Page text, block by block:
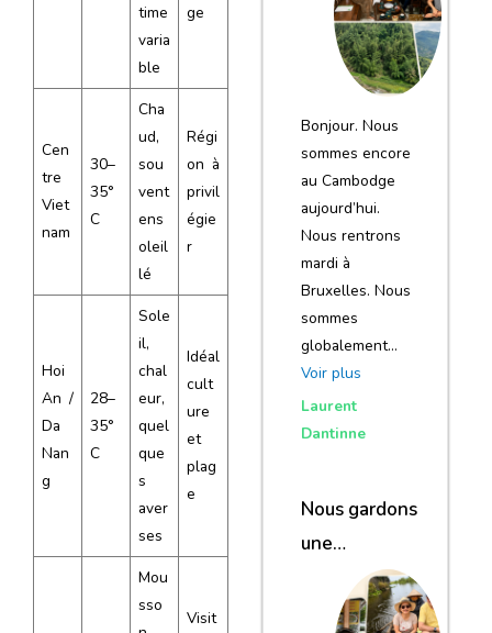
time
varia
ble
ge
Cen
tre
Viet
nam
30–
35°
C
Cha
ud,
sou
vent
ens
oleil
lé
Régi
on à
privil
égie
r
Hoi
An /
Da
Nan
g
28–
35°
C
Sole
il,
chal
eur,
quel
que
s
aver
ses
Idéal
cult
ure
et
plag
e
Mou
sso
Visit
Bonjour. Nous
sommes encore
au Cambodge
aujourd’hui.
Nous rentrons
mardi à
Bruxelles. Nous
sommes
globalement…
Voir plus
Laurent
Dantinne
Nous gardons
une
excellente
impression de